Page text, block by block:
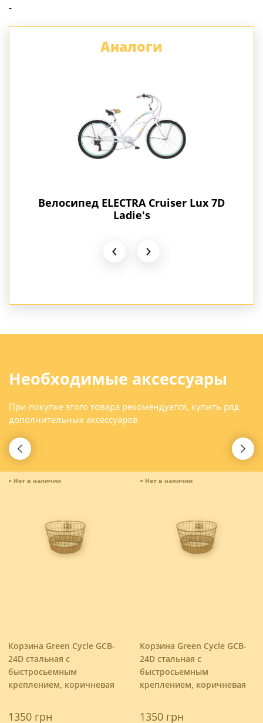
-
Аналоги
Велосипед ELECTRA Cruiser Lux 7D
Ladie's
‹ ›
Необходимые аксессуары
При покупке этого товара рекомендуется, купить ряд
дополнительных аксессуаров
● Нет в наличии
Корзина Green Cycle GCB-
24D стальная с
быстросьемным
креплением, коричневая
1350 грн
● Нет в наличии
Корзина Green Cycle GCB-
24D стальная с
быстросьемным
креплением, коричневая
1350 грн